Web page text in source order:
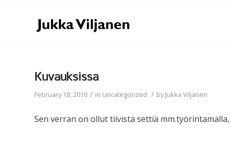
Kuvauksissa
February 18, 2016 / in Uncategorized / byJukka Viljanen
Sen verran on ollut tiivistä settiä